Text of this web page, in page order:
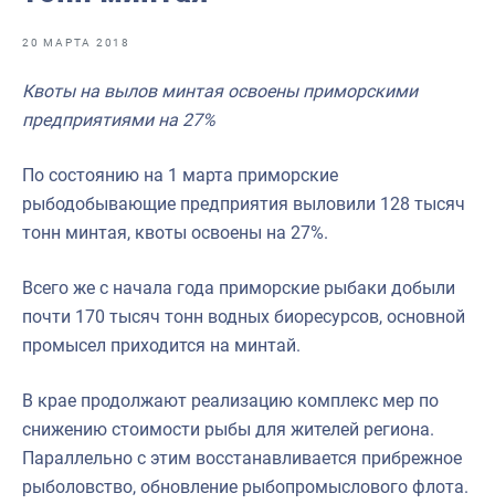
Научно-практическая литература
Отрасль в цифрах
Укрепление духовно-нравственных ценностей
События в России и мире
20 МАРТА 2018
Квоты на вылов минтая освоены приморскими
предприятиями на 27%
По состоянию на 1 марта приморские
рыбодобывающие предприятия выловили 128 тысяч
тонн минтая, квоты освоены на 27%.
Всего же с начала года приморские рыбаки добыли
почти 170 тысяч тонн водных биоресурсов, основной
промысел приходится на минтай.
В крае продолжают реализацию комплекс мер по
снижению стоимости рыбы для жителей региона.
Параллельно с этим восстанавливается прибрежное
рыболовство, обновление рыбопромыслового флота.